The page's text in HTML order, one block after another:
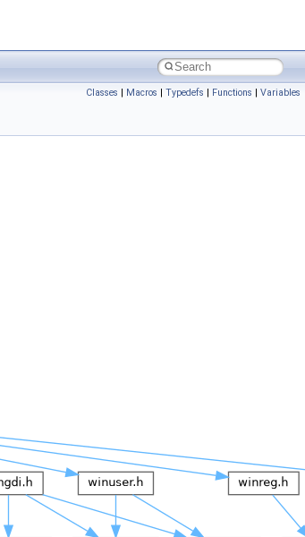
Classes | Macros | Typedefs | Functions | Variables